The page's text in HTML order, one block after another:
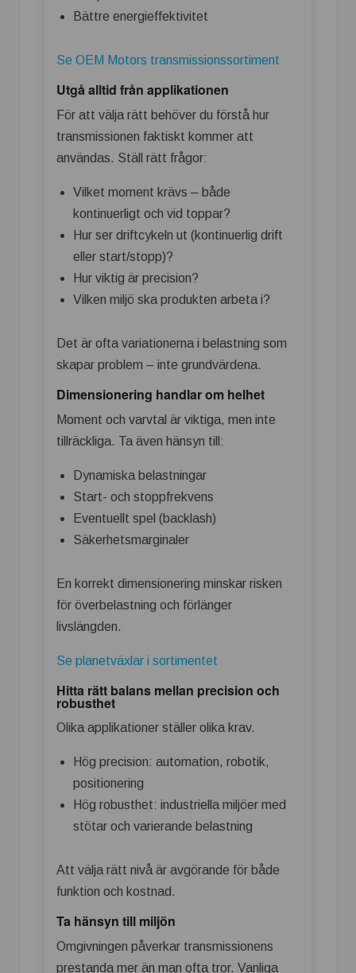
Bättre energieffektivitet
Se OEM Motors transmissionssortiment
Utgå alltid från applikationen
För att välja rätt behöver du förstå hur
transmissionen faktiskt kommer att
användas. Ställ rätt frågor:
Vilket moment krävs – både
kontinuerligt och vid toppar?
Hur ser driftcykeln ut (kontinuerlig drift
eller start/stopp)?
Hur viktig är precision?
Vilken miljö ska produkten arbeta i?
Det är ofta variationerna i belastning som
skapar problem – inte grundvärdena.
Dimensionering handlar om helhet
Moment och varvtal är viktiga, men inte
tillräckliga. Ta även hänsyn till:
Dynamiska belastningar
Start- och stoppfrekvens
Eventuellt spel (backlash)
Säkerhetsmarginaler
En korrekt dimensionering minskar risken
för överbelastning och förlänger
livslängden.
Se planetväxlar i sortimentet
Hitta rätt balans mellan precision och
robusthet
Olika applikationer ställer olika krav.
Hög precision: automation, robotik,
positionering
Hög robusthet: industriella miljöer med
stötar och varierande belastning
Att välja rätt nivå är avgörande för både
funktion och kostnad.
Ta hänsyn till miljön
Omgivningen påverkar transmissionens
prestanda mer än man ofta tror. Vanliga